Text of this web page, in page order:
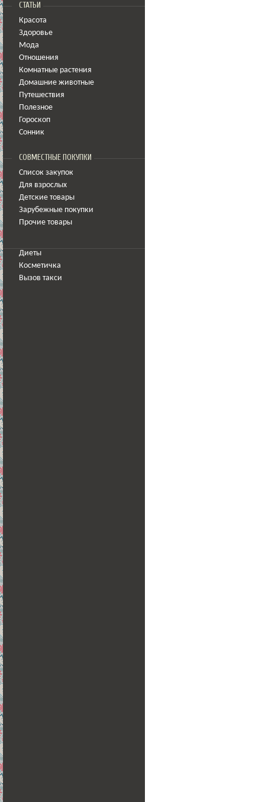
СТАТЬИ
Красота
Здоровье
Мода
Отношения
Комнатные растения
Домашние животные
Путешествия
Полезное
Гороскоп
Сонник
СОВМЕСТНЫЕ ПОКУПКИ
Список закупок
Для взрослых
Детские товары
Зарубежные покупки
Прочие товары
Диеты
Косметичка
Вызов такси